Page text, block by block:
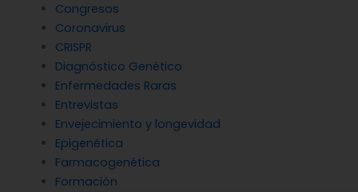
Congresos
Coronavirus
CRISPR
Diagnóstico Genético
Enfermedades Raras
Entrevistas
Envejecimiento y longevidad
Epigenética
Farmacogenética
Formación